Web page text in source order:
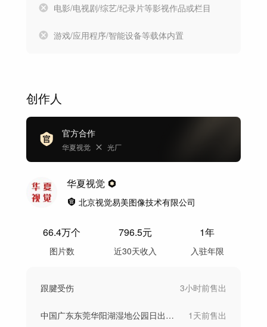
电影/电视剧/综艺/纪录片等影视作品或栏目
游戏/应用程序/智能设备等载体内置
创作人
官方合作
华夏视觉 光厂
华夏视觉
北京视觉易美图像技术有限公司
66.4万个
图片数
796.5元
近30天收入
1年
入驻年限
跟腱受伤 3小时前售出
中国广东东莞华阳湖湿地公园日出美景的航拍 1天前售出